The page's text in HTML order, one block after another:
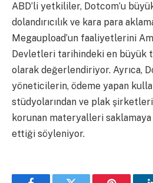
ABD’li yetkililer, Dotcom’u
dolandırıcılık ve kara para
Megaupload’un faaliyetlerini
Devletleri tarihindeki en büyük
olarak değerlendiriyor. Ayrıca,
yöneticilerin, ödeme yapan
stüdyolarından ve plak
korunan materyalleri
ettiği söyleniyor.